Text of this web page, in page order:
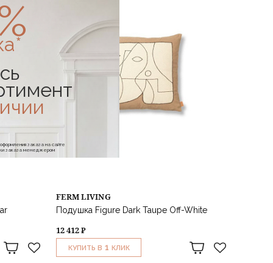
FERM LIVING
Подушка Figure Dark Taupe Off-White
12 412 ₽
КУПИТЬ В 1 КЛИК
заказа на сайте
заказа менеджером